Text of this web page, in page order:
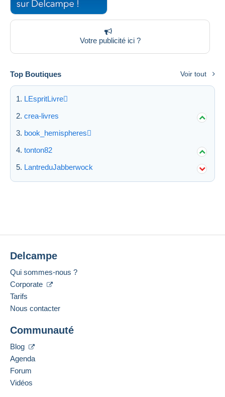
Votre publicité ici ?
Top Boutiques Voir tout
LEspritLivre
crea-livres
book_hemispheres
tonton82
LantreduJabberwock
Delcampe
Qui sommes-nous ?
Corporate
Tarifs
Nous contacter
Communauté
Blog
Agenda
Forum
Vidéos